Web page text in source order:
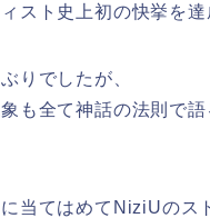
スト史上初の快挙を達
りでしたが、
も全て神話の法則で
当てはめてNiziUのス